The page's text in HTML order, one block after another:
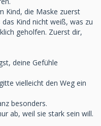
Kind, die Maske zuerst
Kind nicht weiß, was zu
geholfen. Zuerst dir,
deine Gefühle
vielleicht den Weg ein
besonders.
ab, weil sie stark sein will.